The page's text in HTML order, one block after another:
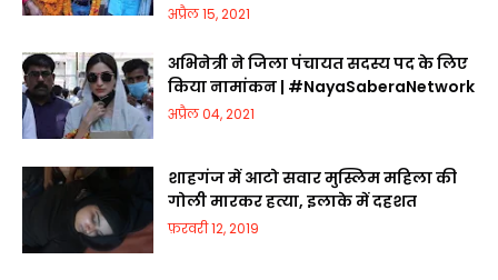
अप्रैल 15, 2021
अभिनेत्री ने जिला पंचायत सदस्य पद के लिए
किया नामांकन | #NayaSaberaNetwork
अप्रैल 04, 2021
शाहगंज में आटो सवार मुस्लिम महिला की
गोली मारकर हत्या, इलाके में दहशत
फ़रवरी 12, 2019